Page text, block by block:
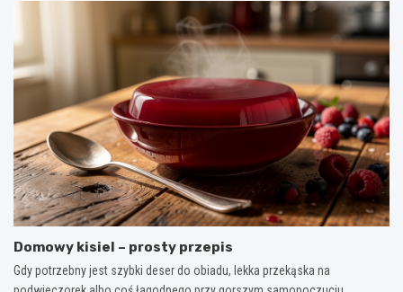
Domowy kisiel – prosty przepis
Gdy potrzebny jest szybki deser do obiadu, lekka przekąska na